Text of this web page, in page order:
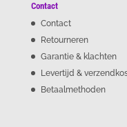
Contact
Contact
Retourneren
Garantie & klachten
Levertijd &
Betaalmethoden